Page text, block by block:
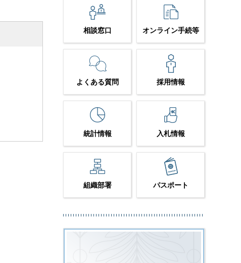
相談窓口 オンライン手続等
よくある質問 採用情報
統計情報 入札情報
組織部署 パスポート